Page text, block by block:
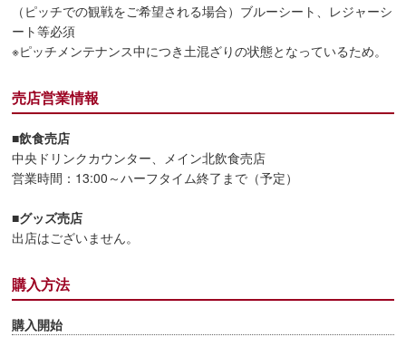
（ピッチでの観戦をご希望される場合）ブルーシート、レジャーシ
ート等必須
※ピッチメンテナンス中につき土混ざりの状態となっているため。
売店営業情報
■飲食売店
中央ドリンクカウンター、メイン北飲食売店
営業時間：13:00～ハーフタイム終了まで（予定）
■グッズ売店
出店はございません。
購入方法
購入開始